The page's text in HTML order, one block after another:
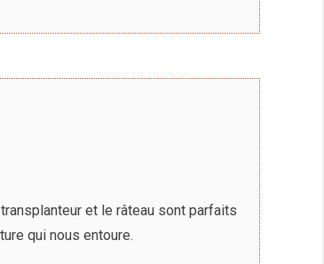
et le râteau sont parfaits
qui nous entoure.